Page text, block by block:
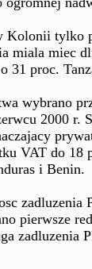
Kolonii tylko
miala miec
31 proc.
wybrano
2000 r.
VAT do
i Benin.
pierwsze
zadluzenia